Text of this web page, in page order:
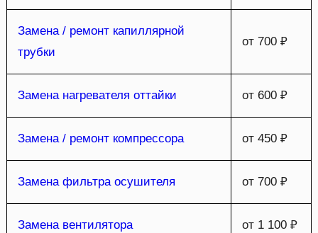
Замена / ремонт капиллярной
трубки
от 700 ₽
Замена нагревателя оттайки от 600 ₽
Замена / ремонт компрессора от 450 ₽
Замена фильтра осушителя от 700 ₽
Замена вентилятора от 1 100 ₽